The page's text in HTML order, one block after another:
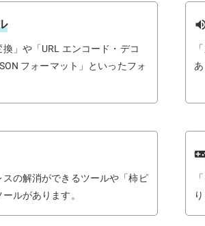
」や「URL エンコード・デコ
フォーマット」といったフォ
あ
スの解消ができるツールや「柿ピ
ルがあります。